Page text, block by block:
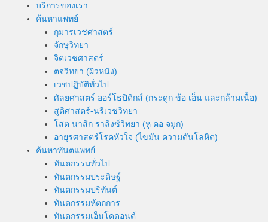
บริการของเรา
ค้นหาแพทย์
กุมารเวชศาสตร์
จักษุวิทยา
จิตเวชศาสตร์
ตจวิทยา (ผิวหนัง)
เวชปฏิบัติทั่วไป
ศัลยศาสตร์ ออร์โธปิดิกส์ (กระดูก ข้อ เอ็น และกล้ามเนื้อ)
สูติศาสตร์-นรีเวชวิทยา
โสต นาสิก ราลิงซ์วิทยา (หู คอ จมูก)
อายุรศาสตร์โรคหัวใจ (ไขมัน ความดันโลหิต)
ค้นหาทันตแพทย์
ทันตกรรมทั่วไป
ทันตกรรมประดิษฐ์
ทันตกรรมปริทันต์
ทันตกรรมหัตถการ
ทันตกรรมเอ็นโดดอนต์